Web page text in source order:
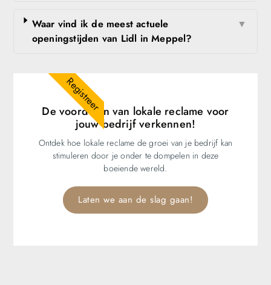
Waar vind ik de meest actuele
openingstijden van Lidl in Meppel?
▼
De voordelen van lokale reclame voor
jouw bedrijf verkennen!
Ontdek hoe lokale reclame de groei van je bedrijf kan
stimuleren door je onder te dompelen in deze
boeiende wereld.
Laten we aan de slag gaan!
Registreer